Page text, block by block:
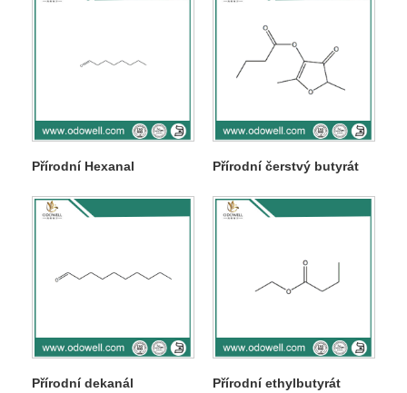
Přírodní Hexanal Přírodní čerstvý butyrát
Přírodní dekanál Přírodní ethylbutyrát